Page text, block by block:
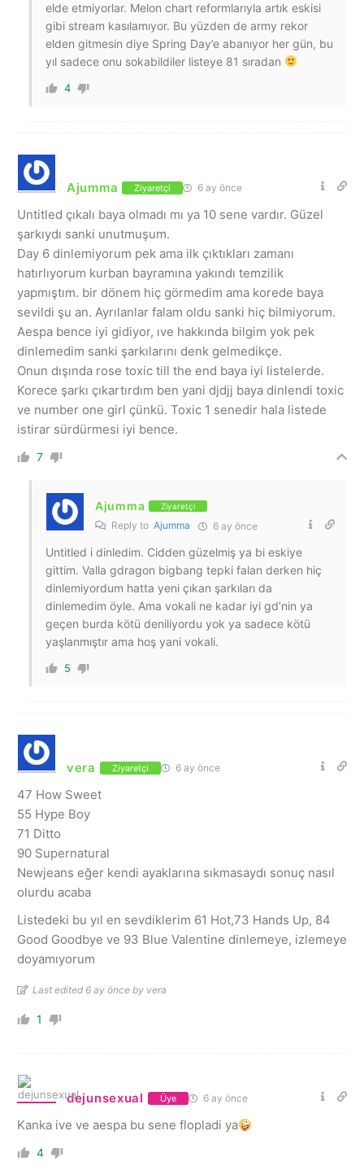
elde etmiyorlar. Melon chart reformlarıyla artık eskisi
gibi stream kasılamıyor. Bu yüzden de army rekor
elden gitmesin diye Spring Day’e abanıyor her gün, bu
yıl sadece onu sokabildiler listeye 81 sıradan
4
Ajumma Ziyaretçi 6 ay önce
Untitled çıkalı baya olmadı mı ya 10 sene vardır. Güzel
şarkıydı sanki unutmuşum.
Day 6 dinlemiyorum pek ama ilk çıktıkları zamanı
hatırlıyorum kurban bayramına yakındı temzilik
yapmıştım. bir dönem hiç görmedim ama korede baya
sevildi şu an. Ayrılanlar falam oldu sanki hiç bilmiyorum.
Aespa bence iyi gidiyor, ıve hakkında bilgim yok pek
dinlemedim sanki şarkılarını denk gelmedikçe.
Onun dışında rose toxic till the end baya iyi listelerde.
Korece şarkı çıkartırdım ben yani djdjj baya dinlendi toxic
ve number one girl çünkü. Toxic 1 senedir hala listede
istirar sürdürmesi iyi bence.
7
Ajumma Ziyaretçi
Reply to Ajumma 6 ay önce
Untitled i dinledim. Cidden güzelmiş ya bi eskiye
gittim. Valla gdragon bigbang tepki falan derken hiç
dinlemiyordum hatta yeni çıkan şarkıları da
dinlemedim öyle. Ama vokali ne kadar iyi gd’nin ya
geçen burda kötü deniliyordu yok ya sadece kötü
yaşlanmıştır ama hoş yani vokali.
5
vera Ziyaretçi 6 ay önce
47 How Sweet
55 Hype Boy
71 Ditto
90 Supernatural
Newjeans eğer kendi ayaklarına sıkmasaydı sonuç nasıl
olurdu acaba
Listedeki bu yıl en sevdiklerim 61 Hot,73 Hands Up, 84
Good Goodbye ve 93 Blue Valentine dinlemeye, izlemeye
doyamıyorum
Last edited 6 ay önce by vera
1
dejunsexual Üye 6 ay önce
Kanka ive ve aespa bu sene flopladi ya
4